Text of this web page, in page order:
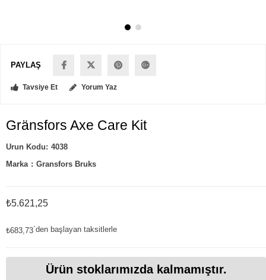
PAYLAŞ
Tavsiye Et Yorum Yaz
Gränsfors Axe Care Kit
4038
Marka : Gransfors Bruks
₺5.621,25
₺683,73`den başlayan taksitlerle
Ürün stoklarımızda kalmamıştır.